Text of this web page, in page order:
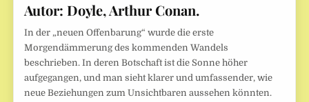
Autor: Doyle, Arthur Conan.
In der „neuen Offenbarung“ wurde die erste
Morgendämmerung des kommenden Wandels
beschrieben. In deren Botschaft ist die Sonne höher
aufgegangen, und man sieht klarer und umfassender, wie
neue Beziehungen zum Unsichtbaren aussehen könnten.